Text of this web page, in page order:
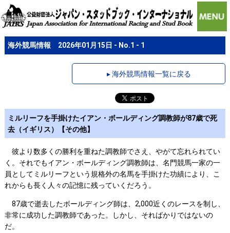
海外競馬情報 2026年01月15日 - No.1 - 1
▸ 海外競馬情報一覧に戻る
ミルリーフを手掛けたイアン・ボールディング調教師が87歳で死
去（イギリス）【その他】
彼より数多くの勝利を重ねた調教師でさえ、やがて忘れられてい
く。それでもイアン・ボールディング調教師は、名門競馬一家の一
員としてミルリーフという規格外の名馬を手掛けた功績により、こ
れからも長く人々の記憶に残っていくだろう。
87歳で逝去したボールディング師は、2,000近くのレースを制し、
非常に成功した調教師であった。しかし、そればかりではないの
だ。